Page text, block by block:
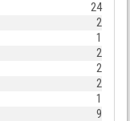
24
2
1
2
2
2
1
9